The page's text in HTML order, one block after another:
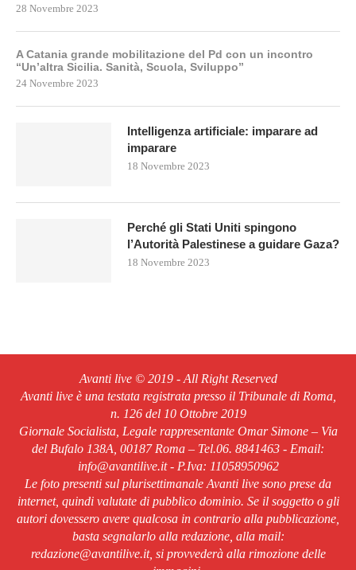
28 Novembre 2023
A Catania grande mobilitazione del Pd con un incontro
“Un’altra Sicilia. Sanità, Scuola, Sviluppo”
24 Novembre 2023
Intelligenza artificiale: imparare ad
imparare
18 Novembre 2023
Perché gli Stati Uniti spingono
l’Autorità Palestinese a guidare Gaza?
18 Novembre 2023
Avanti live © 2019 - All Right Reserved
Avanti live è una testata registrata presso il Tribunale di Roma,
n. 126 del 10 Ottobre 2019
Giornale Socialista, Legale rappresentante Omar Simone – Via
del Bufalo 138A, 00187 Roma – Tel.06. 8841463 - Email:
info@avantilive.it - P.Iva: 11058950962
Le foto presenti sul plurisettimanale Avanti live sono prese da
internet, quindi valutate di pubblico dominio. Se il soggetto o gli
autori dovessero avere qualcosa in contrario alla pubblicazione,
basta segnalarlo alla redazione, alla mail:
redazione@avantilive.it, si provvederà alla rimozione delle